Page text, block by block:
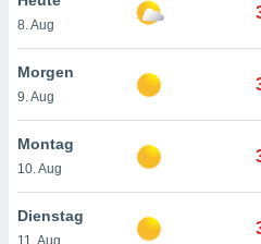
oder
Partner
es uns
das
der
Profil zu
Ihnen
8. Aug
Morgen
9. Aug
Montag
10. Aug
Dienstag
11. Aug